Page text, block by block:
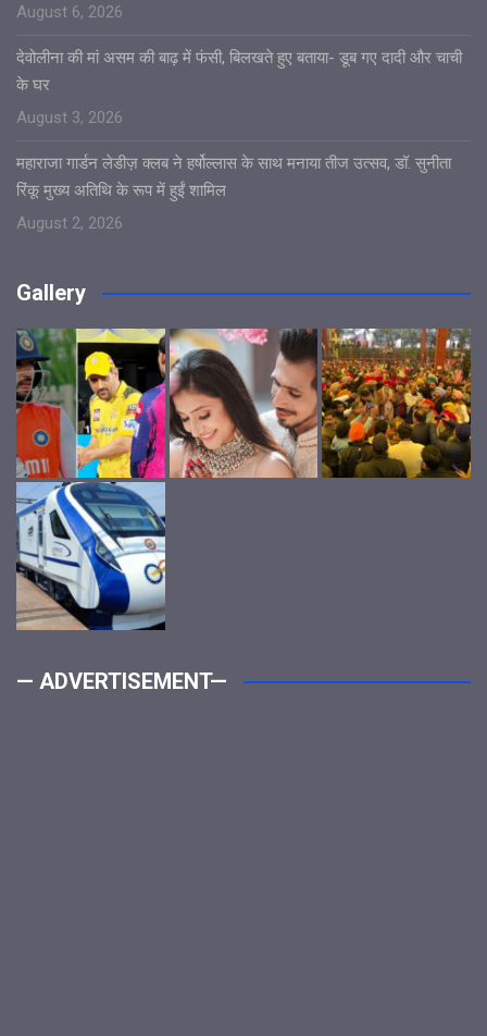
August 6, 2026
देवोलीना की मां असम की बाढ़ में फंसी, बिलखते हुए बताया- डूब गए दादी और चाची
के घर
August 3, 2026
महाराजा गार्डन लेडीज़ क्लब ने हर्षोल्लास के साथ मनाया तीज उत्सव, डॉ. सुनीता
रिंकू मुख्य अतिथि के रूप में हुईं शामिल
August 2, 2026
Gallery
— ADVERTISEMENT—